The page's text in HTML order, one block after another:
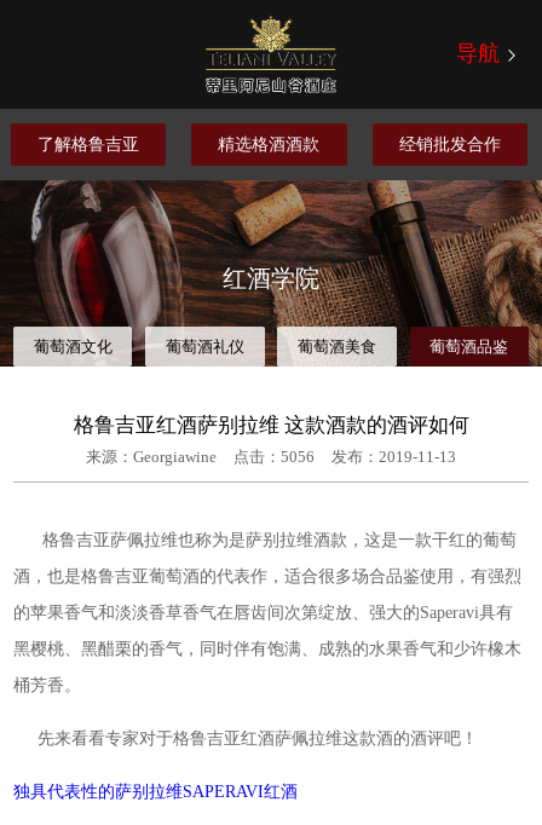
导航
了解格鲁吉亚 精选格酒酒款 经销批发合作
红酒学院
葡萄酒文化 葡萄酒礼仪 葡萄酒美食 葡萄酒品鉴
格鲁吉亚红酒萨别拉维 这款酒款的酒评如何
来源：Georgiawine 点击： 5056 发布：2019-11-13
格鲁吉亚萨佩拉维也称为是萨别拉维酒款，这是一款干红的葡萄
酒，也是格鲁吉亚葡萄酒的代表作，适合很多场合品鉴使用，有强烈
的苹果香气和淡淡香草香气在唇齿间次第绽放、强大的Saperavi具有
黑樱桃、黑醋栗的香气，同时伴有饱满、成熟的水果香气和少许橡木
桶芳香。
先来看看专家对于格鲁吉亚红酒萨佩拉维这款酒的酒评吧！
独具代表性的萨别拉维SAPERAVI红酒